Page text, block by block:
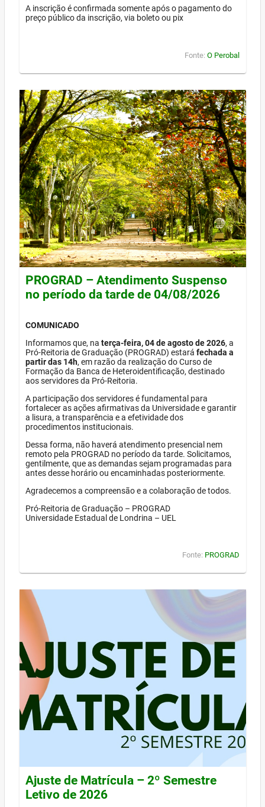
A inscrição é confirmada somente após o pagamento do
preço público da inscrição, via boleto ou pix
Fonte: O Perobal
PROGRAD – Atendimento Suspenso
no período da tarde de 04/08/2026
COMUNICADO
Informamos que, na terça-feira, 04 de agosto de 2026, a
Pró-Reitoria de Graduação (PROGRAD) estará fechada a
partir das 14h, em razão da realização do Curso de
Formação da Banca de Heteroidentificação, destinado
aos servidores da Pró-Reitoria.
A participação dos servidores é fundamental para
fortalecer as ações afirmativas da Universidade e garantir
a lisura, a transparência e a efetividade dos
procedimentos institucionais.
Dessa forma, não haverá atendimento presencial nem
remoto pela PROGRAD no período da tarde. Solicitamos,
gentilmente, que as demandas sejam programadas para
antes desse horário ou encaminhadas posteriormente.
Agradecemos a compreensão e a colaboração de todos.
Pró-Reitoria de Graduação – PROGRAD
Universidade Estadual de Londrina – UEL
Fonte: PROGRAD
Ajuste de Matrícula – 2º Semestre
Letivo de 2026